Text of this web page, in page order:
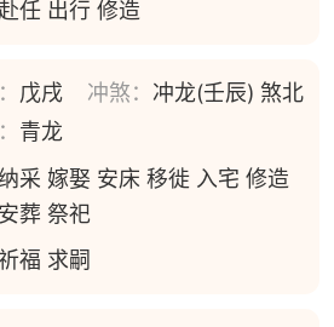
赴任 出行 修造
戊戌 冲煞： 冲龙(壬辰) 煞北
青龙
采 嫁娶 安床 移徙 入宅 修造
安葬 祭祀
祈福 求嗣